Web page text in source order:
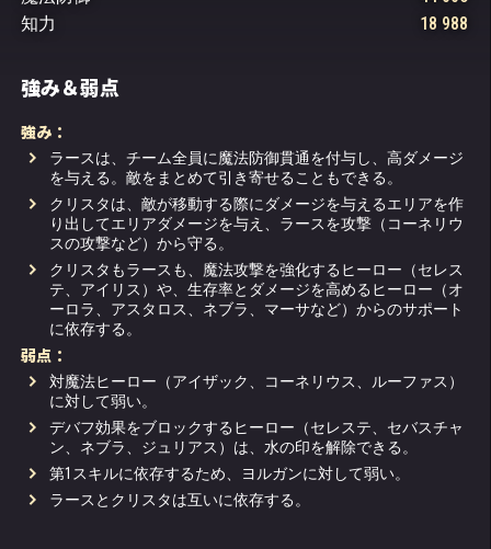
知力
18 988
強み＆弱点
強み：
ラースは、チーム全員に魔法防御貫通を付与し、高ダメージ
を与える。敵をまとめて引き寄せることもできる。
クリスタは、敵が移動する際にダメージを与えるエリアを作
り出してエリアダメージを与え、ラースを攻撃（コーネリウ
スの攻撃など）から守る。
クリスタもラースも、魔法攻撃を強化するヒーロー（セレス
テ、アイリス）や、生存率とダメージを高めるヒーロー（オ
ーロラ、アスタロス、ネブラ、マーサなど）からのサポート
に依存する。
弱点：
対魔法ヒーロー（アイザック、コーネリウス、ルーファス）
に対して弱い。
デバフ効果をブロックするヒーロー（セレステ、セバスチャ
ン、ネブラ、ジュリアス）は、水の印を解除できる。
第1スキルに依存するため、ヨルガンに対して弱い。
ラースとクリスタは互いに依存する。